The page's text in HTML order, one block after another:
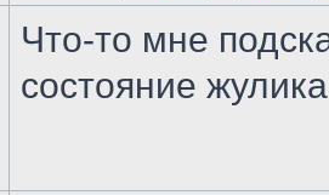
Что-то мне
состояние